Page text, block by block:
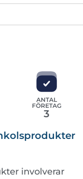
ANTAL
FÖRETAG
3
involverar